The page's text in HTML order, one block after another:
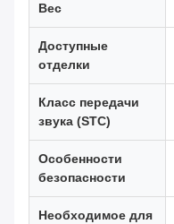
Вес
Доступные
отделки
Класс передачи
звука (STC)
Особенности
безопасности
Необходимое для